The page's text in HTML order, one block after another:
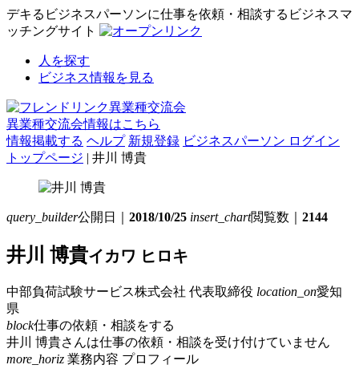
デキるビジネスパーソンに仕事を依頼・相談するビジネスマ
ッチングサイト
人を探す
ビジネス情報を見る
異業種交流会情報はこちら
情報掲載する ヘルプ 新規登録 ビジネスパーソン ログイン
トップページ | 井川 博貴
query_builder公開日｜ 2018/10/25 insert_chart閲覧数｜ 2144
井川 博貴イカワ ヒロキ
中部負荷試験サービス株式会社 代表取締役 location_on愛知
県
block仕事の依頼・相談をする
井川 博貴さんは仕事の依頼・相談を受け付けていません
more_horiz 業務内容 プロフィール